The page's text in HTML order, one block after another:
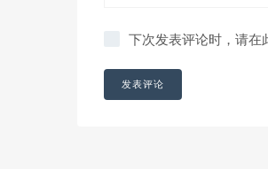
下次发表评论时，请